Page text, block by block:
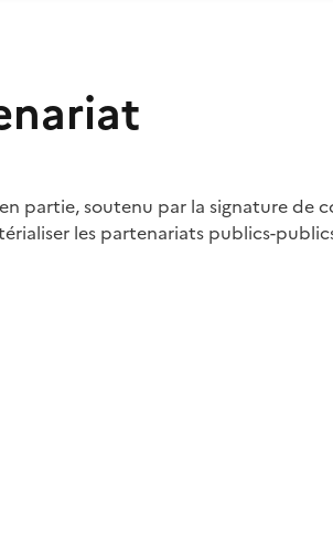
partie, soutenu par la signature
les partenariats publics-